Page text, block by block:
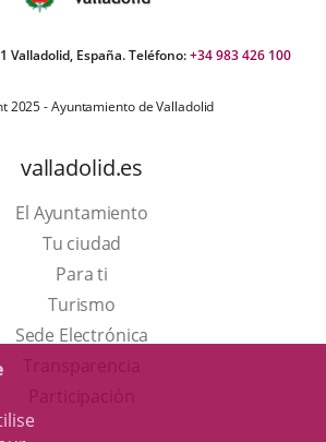
Valladolid, España. Teléfono:+34 983 426 100
2025 - Ayuntamiento de Valladolid
valladolid.es
El Ayuntamiento
Tu ciudad
Para ti
TurismoEste
enlace
Sede Electrónica